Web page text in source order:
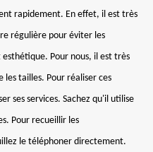
rapidement. En effet, il est très
régulière pour éviter les
Pour nous, il est très
tailles. Pour réaliser ces
ses services. Sachez qu'il utilise
Pour recueillir les
le téléphoner directement.